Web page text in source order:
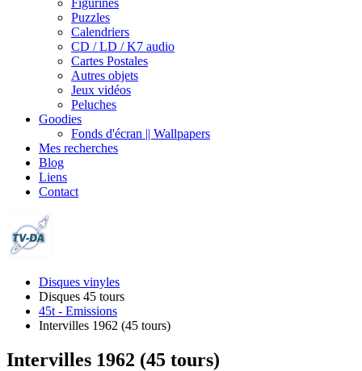
Figurines
Puzzles
Calendriers
CD / LD / K7 audio
Cartes Postales
Autres objets
Jeux vidéos
Peluches
Goodies
Fonds d'écran || Wallpapers
Mes recherches
Blog
Liens
Contact
Disques vinyles
Disques 45 tours
45t - Emissions
Intervilles 1962 (45 tours)
Intervilles 1962 (45 tours)